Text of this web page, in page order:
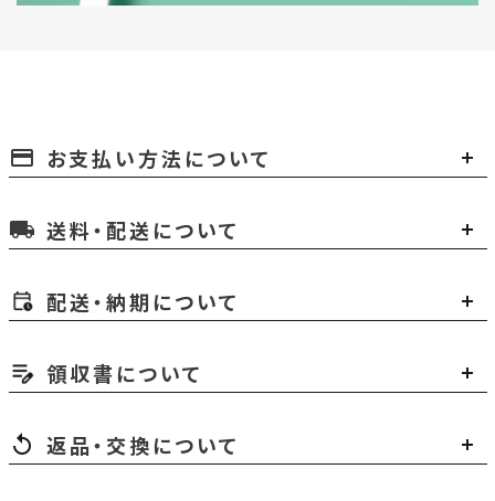
payment お支払い方法について
local_shipping 送料・配送について
配送・納期について
領収書について
返品・交換について